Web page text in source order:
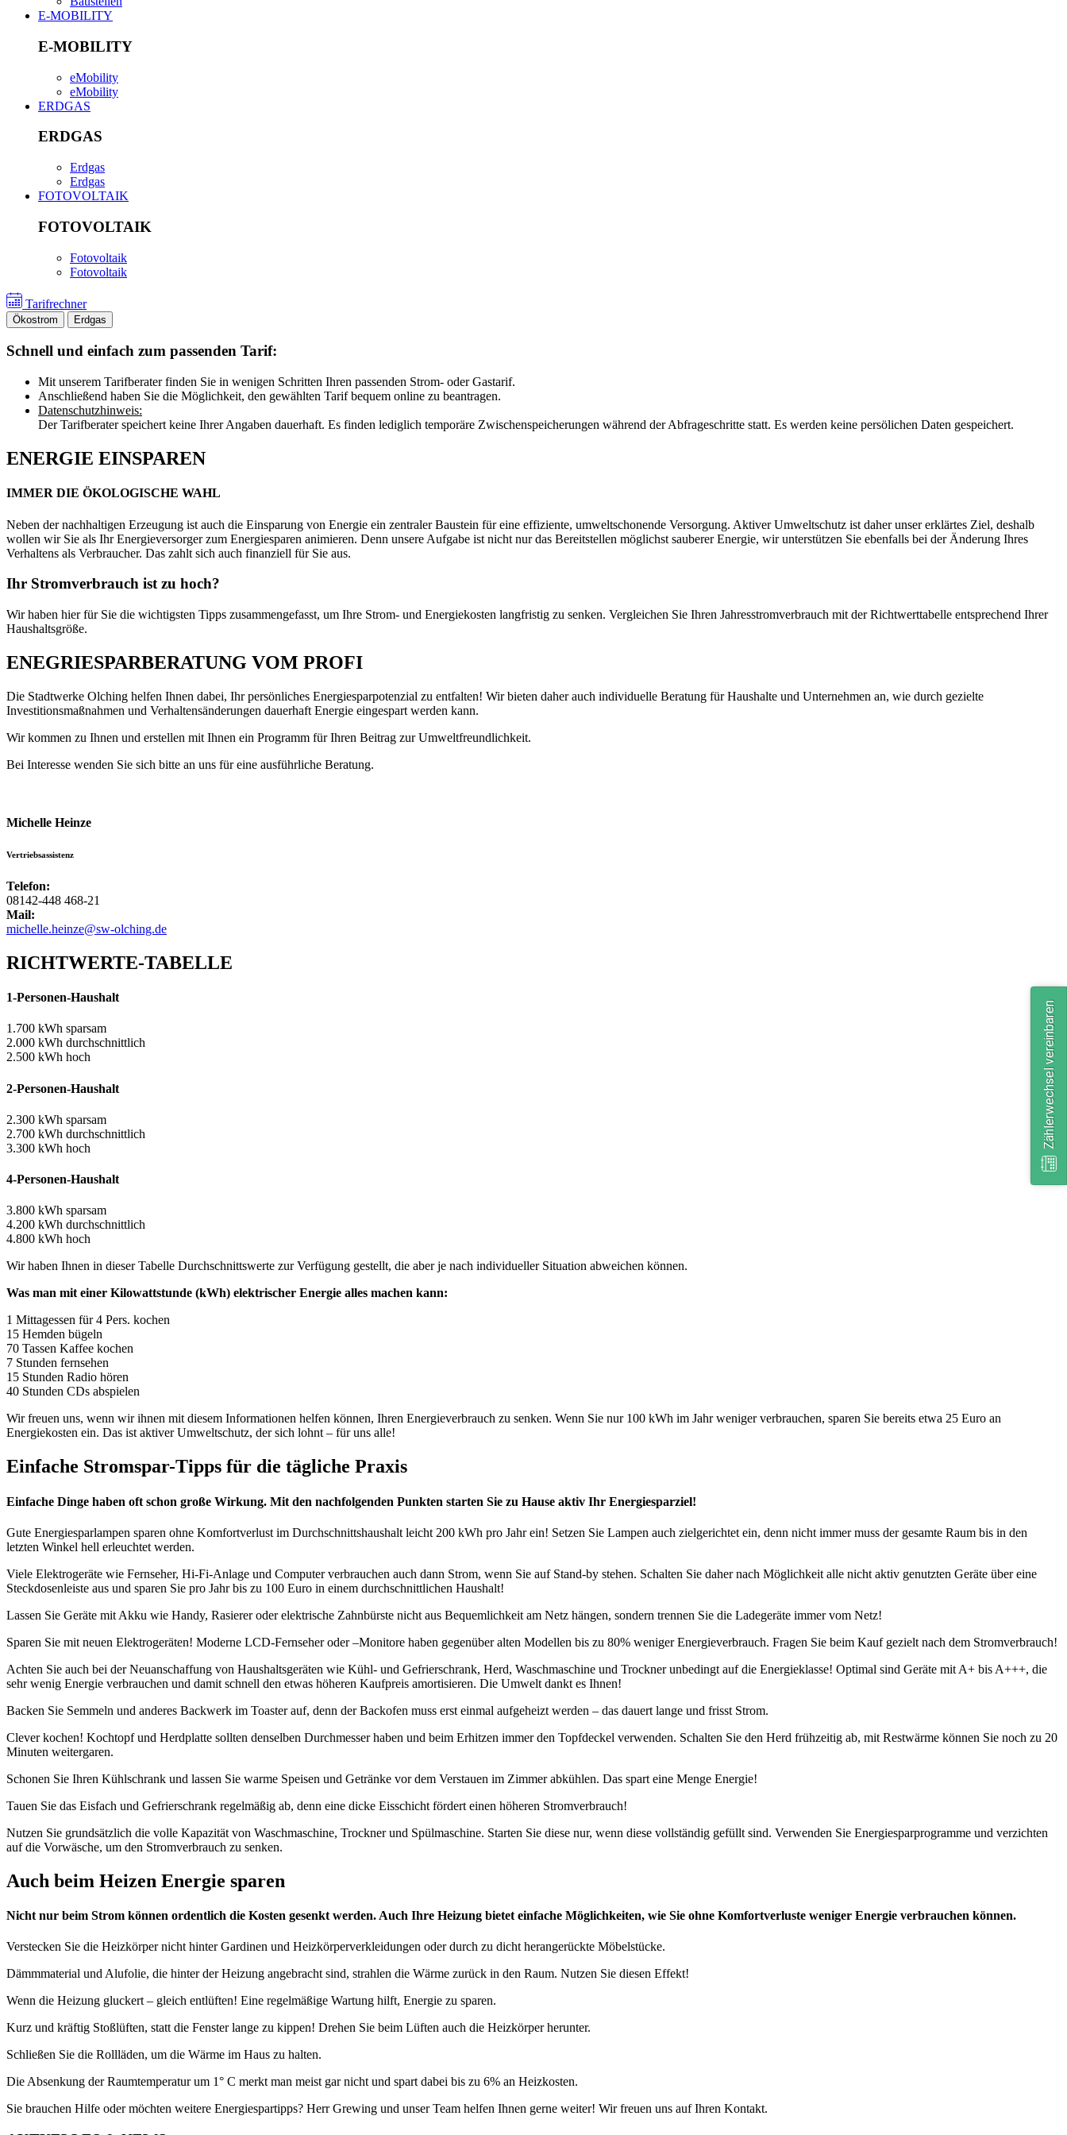
E-MOBILITY
E-MOBILITY
eMobility
eMobility
ERDGAS
ERDGAS
Erdgas
Erdgas
FOTOVOLTAIK
FOTOVOLTAIK
Fotovoltaik
Fotovoltaik
Tarifrechner
Ökostrom Erdgas
Schnell und einfach zum passenden Tarif:
Mit unserem Tarifberater finden Sie in wenigen Schritten Ihren passenden Strom- oder Gastarif.
Anschließend haben Sie die Möglichkeit, den gewählten Tarif bequem online zu beantragen.
Datenschutzhinweis:
Der Tarifberater speichert keine Ihrer Angaben dauerhaft. Es finden lediglich temporäre Zwischenspeicherungen während der Abfrageschritte statt. Es werden keine persölichen Daten gespeichert.
ENERGIE EINSPAREN
IMMER DIE ÖKOLOGISCHE WAHL
Neben der nachhaltigen Erzeugung ist auch die Einsparung von Energie ein zentraler Baustein für eine effiziente, umweltschonende Versorgung. Aktiver Umweltschutz ist daher unser erklärtes Ziel, deshalb
wollen wir Sie als Ihr Energieversorger zum Energiesparen animieren. Denn unsere Aufgabe ist nicht nur das Bereitstellen möglichst sauberer Energie, wir unterstützen Sie ebenfalls bei der Änderung Ihres
Verhaltens als Verbraucher. Das zahlt sich auch finanziell für Sie aus.
Ihr Stromverbrauch ist zu hoch?
Wir haben hier für Sie die wichtigsten Tipps zusammengefasst, um Ihre Strom- und Energiekosten langfristig zu senken. Vergleichen Sie Ihren Jahresstromverbrauch mit der Richtwerttabelle entsprechend Ihrer
Haushaltsgröße.
ENEGRIESPARBERATUNG VOM PROFI
Die Stadtwerke Olching helfen Ihnen dabei, Ihr persönliches Energiesparpotenzial zu entfalten! Wir bieten daher auch individuelle Beratung für Haushalte und Unternehmen an, wie durch gezielte
Investitionsmaßnahmen und Verhaltensänderungen dauerhaft Energie eingespart werden kann.
Wir kommen zu Ihnen und erstellen mit Ihnen ein Programm für Ihren Beitrag zur Umweltfreundlichkeit.
Bei Interesse wenden Sie sich bitte an uns für eine ausführliche Beratung.
Michelle Heinze
Vertriebsassistenz
Telefon:
08142-448 468-21
Mail:
michelle.heinze@sw-olching.de
RICHTWERTE-TABELLE
1-Personen-Haushalt
1.700 kWh sparsam
2.000 kWh durchschnittlich
2.500 kWh hoch
2-Personen-Haushalt
2.300 kWh sparsam
2.700 kWh durchschnittlich
3.300 kWh hoch
4-Personen-Haushalt
3.800 kWh sparsam
4.200 kWh durchschnittlich
4.800 kWh hoch
Wir haben Ihnen in dieser Tabelle Durchschnittswerte zur Verfügung gestellt, die aber je nach individueller Situation abweichen können.
Was man mit einer Kilowattstunde (kWh) elektrischer Energie alles machen kann:
1 Mittagessen für 4 Pers. kochen
15 Hemden bügeln
70 Tassen Kaffee kochen
7 Stunden fernsehen
15 Stunden Radio hören
40 Stunden CDs abspielen
Wir freuen uns, wenn wir ihnen mit diesem Informationen helfen können, Ihren Energieverbrauch zu senken. Wenn Sie nur 100 kWh im Jahr weniger verbrauchen, sparen Sie bereits etwa 25 Euro an
Energiekosten ein. Das ist aktiver Umweltschutz, der sich lohnt – für uns alle!
Einfache Stromspar-Tipps für die tägliche Praxis
Einfache Dinge haben oft schon große Wirkung. Mit den nachfolgenden Punkten starten Sie zu Hause aktiv Ihr Energiesparziel!
Gute Energiesparlampen sparen ohne Komfortverlust im Durchschnittshaushalt leicht 200 kWh pro Jahr ein! Setzen Sie Lampen auch zielgerichtet ein, denn nicht immer muss der gesamte Raum bis in den
letzten Winkel hell erleuchtet werden.
Viele Elektrogeräte wie Fernseher, Hi-Fi-Anlage und Computer verbrauchen auch dann Strom, wenn Sie auf Stand-by stehen. Schalten Sie daher nach Möglichkeit alle nicht aktiv genutzten Geräte über eine
Steckdosenleiste aus und sparen Sie pro Jahr bis zu 100 Euro in einem durchschnittlichen Haushalt!
Lassen Sie Geräte mit Akku wie Handy, Rasierer oder elektrische Zahnbürste nicht aus Bequemlichkeit am Netz hängen, sondern trennen Sie die Ladegeräte immer vom Netz!
Sparen Sie mit neuen Elektrogeräten! Moderne LCD-Fernseher oder –Monitore haben gegenüber alten Modellen bis zu 80% weniger Energieverbrauch. Fragen Sie beim Kauf gezielt nach dem Stromverbrauch!
Achten Sie auch bei der Neuanschaffung von Haushaltsgeräten wie Kühl- und Gefrierschrank, Herd, Waschmaschine und Trockner unbedingt auf die Energieklasse! Optimal sind Geräte mit A+ bis A+++, die
sehr wenig Energie verbrauchen und damit schnell den etwas höheren Kaufpreis amortisieren. Die Umwelt dankt es Ihnen!
Backen Sie Semmeln und anderes Backwerk im Toaster auf, denn der Backofen muss erst einmal aufgeheizt werden – das dauert lange und frisst Strom.
Clever kochen! Kochtopf und Herdplatte sollten denselben Durchmesser haben und beim Erhitzen immer den Topfdeckel verwenden. Schalten Sie den Herd frühzeitig ab, mit Restwärme können Sie noch zu 20
Minuten weitergaren.
Schonen Sie Ihren Kühlschrank und lassen Sie warme Speisen und Getränke vor dem Verstauen im Zimmer abkühlen. Das spart eine Menge Energie!
Tauen Sie das Eisfach und Gefrierschrank regelmäßig ab, denn eine dicke Eisschicht fördert einen höheren Stromverbrauch!
Nutzen Sie grundsätzlich die volle Kapazität von Waschmaschine, Trockner und Spülmaschine. Starten Sie diese nur, wenn diese vollständig gefüllt sind. Verwenden Sie Energiesparprogramme und verzichten
auf die Vorwäsche, um den Stromverbrauch zu senken.
Auch beim Heizen Energie sparen
Nicht nur beim Strom können ordentlich die Kosten gesenkt werden. Auch Ihre Heizung bietet einfache Möglichkeiten, wie Sie ohne Komfortverluste weniger Energie verbrauchen können.
Verstecken Sie die Heizkörper nicht hinter Gardinen und Heizkörperverkleidungen oder durch zu dicht herangerückte Möbelstücke.
Dämmmaterial und Alufolie, die hinter der Heizung angebracht sind, strahlen die Wärme zurück in den Raum. Nutzen Sie diesen Effekt!
Wenn die Heizung gluckert – gleich entlüften! Eine regelmäßige Wartung hilft, Energie zu sparen.
Kurz und kräftig Stoßlüften, statt die Fenster lange zu kippen! Drehen Sie beim Lüften auch die Heizkörper herunter.
Schließen Sie die Rollläden, um die Wärme im Haus zu halten.
Die Absenkung der Raumtemperatur um 1° C merkt man meist gar nicht und spart dabei bis zu 6% an Heizkosten.
Sie brauchen Hilfe oder möchten weitere Energiespartipps? Herr Grewing und unser Team helfen Ihnen gerne weiter! Wir freuen uns auf Ihren Kontakt.
Zählerwechsel vereinbaren